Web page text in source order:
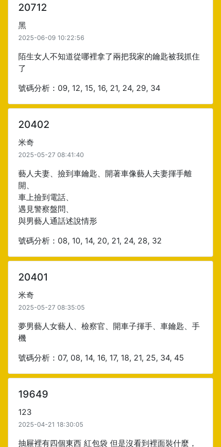
20712
黑
2025-06-09 10:22:56
陌生女人不知道從哪裡拿了兩把我家的鑰匙被我抓住
了
號碼分析：09, 12, 15, 16, 21, 24, 29, 34
20402
米奇
2025-05-27 08:41:40
藝人夫妻、撿到車鑰匙、開著車像藝人夫妻揮手離
開、
車上撿到電話、
遇見警察盤問、
與男藝人通話述說情形
號碼分析：08, 10, 14, 20, 21, 24, 28, 32
20401
米奇
2025-05-27 08:35:05
夢男藝人女藝人、檢察官、開車子揮手、車鑰匙、手
機
號碼分析：07, 08, 14, 16, 17, 18, 21, 25, 34, 45
19649
123
2025-04-21 18:30:05
抽屜裡有四個東西 紅包袋 但是沒看到裡面裝什麼，